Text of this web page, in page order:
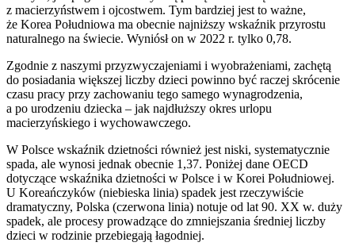
z macierzyństwem i ojcostwem. Tym bardziej jest to ważne,
że Korea Południowa ma obecnie najniższy wskaźnik przyrostu
naturalnego na świecie. Wyniósł on w 2022 r. tylko 0,78.
Zgodnie z naszymi przyzwyczajeniami i wyobrażeniami, zachętą
do posiadania większej liczby dzieci powinno być raczej skrócenie
czasu pracy przy zachowaniu tego samego wynagrodzenia,
a po urodzeniu dziecka – jak najdłuższy okres urlopu
macierzyńskiego i wychowawczego.
W Polsce wskaźnik dzietności również jest niski, systematycznie
spada, ale wynosi jednak obecnie 1,37. Poniżej dane OECD
dotyczące wskaźnika dzietności w Polsce i w Korei Południowej.
U Koreańczyków (niebieska linia) spadek jest rzeczywiście
dramatyczny, Polska (czerwona linia) notuje od lat 90. XX w. duży
spadek, ale procesy prowadzące do zmniejszania średniej liczby
dzieci w rodzinie przebiegają łagodniej.